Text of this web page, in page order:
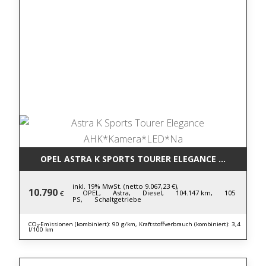
OPEL ASTRA K SPORTS TOURER ELEGANCE
10.790 €
inkl. 19% MwSt. (netto 9.067,23 €),
OPEL, Astra, Diesel, 104.147 km, 105
PS, Schaltgetriebe
CO₂-Emissionen (kombiniert): 90 g/km, Kraftstoffverbrauch (kombiniert): 3,4
l/100 km